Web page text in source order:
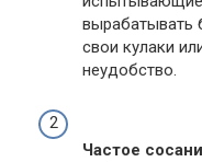
вырабатывать
свои кулаки
неудобство.
Частое